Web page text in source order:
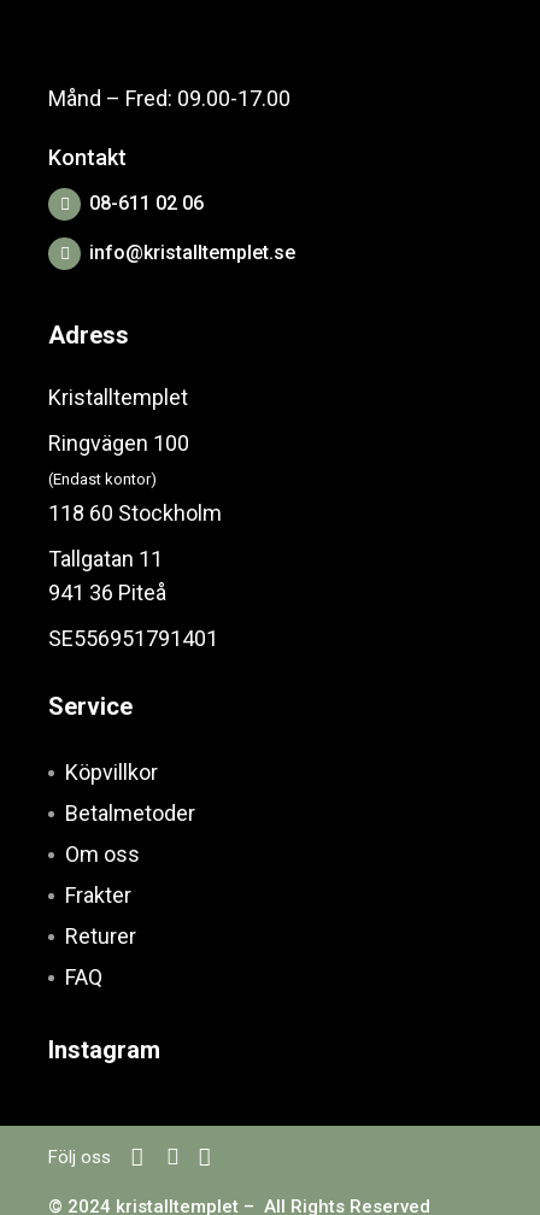
Månd – Fred: 09.00-17.00
Kontakt
08-611 02 06
info@kristalltemplet.se
Adress
Kristalltemplet
Ringvägen 100
(Endast kontor)
118 60 Stockholm
Tallgatan 11
941 36 Piteå
SE556951791401
Service
Köpvillkor
Betalmetoder
Om oss
Frakter
Returer
FAQ
Instagram
Följ oss
© 2024 kristalltemplet – All Rights Reserved